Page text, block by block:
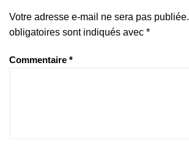
Votre adresse e-mail ne sera pas publiée.
obligatoires sont indiqués avec *
Commentaire *